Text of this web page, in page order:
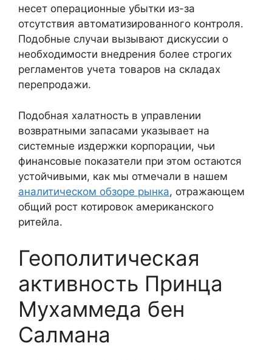
несет операционные убытки из-за
отсутствия автоматизированного контроля.
Подобные случаи вызывают дискуссии о
необходимости внедрения более строгих
регламентов учета товаров на складах
перепродажи.
Подобная халатность в управлении
возвратными запасами указывает на
системные издержки корпорации, чьи
финансовые показатели при этом остаются
устойчивыми, как мы отмечали в нашем
аналитическом обзоре рынка, отражающем
общий рост котировок американского
ритейла.
Геополитическая
активность Принца
Мухаммеда бен
Салмана